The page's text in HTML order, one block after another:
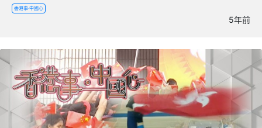
香港事·中國心
5年前